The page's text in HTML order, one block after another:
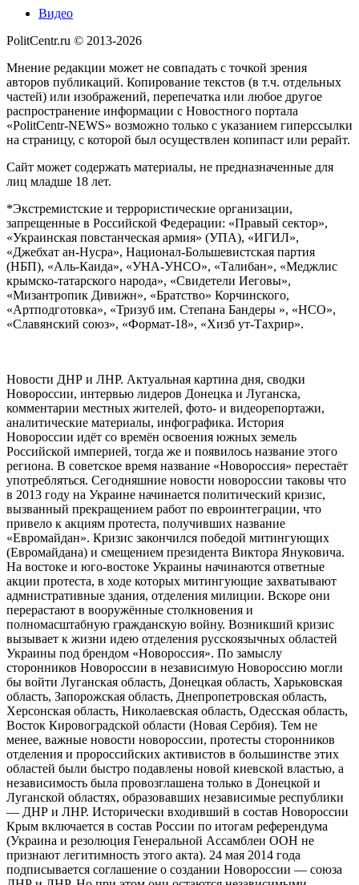
Видео
PolitCentr.ru © 2013-2026
Мнение редакции может не совпадать с точкой зрения
авторов публикаций. Копирование текстов (в т.ч. отдельных
частей) или изображений, перепечатка или любое другое
распространение информации с Новостного портала
«PolitCentr-NEWS» возможно только с указанием гиперссылки
на страницу, с которой был осуществлен копипаст или рерайт.
Сайт может содержать материалы, не предназначенные для
лиц младше 18 лет.
*Экстремистские и террористические организации,
запрещенные в Российской Федерации: «Правый сектор»,
«Украинская повстанческая армия» (УПА), «ИГИЛ»,
«Джебхат ан-Нусра», Национал-Большевистская партия
(НБП), «Аль-Каида», «УНА-УНСО», «Талибан», «Меджлис
крымско-татарского народа», «Свидетели Иеговы»,
«Мизантропик Дивижн», «Братство» Корчинского,
«Артподготовка», «Тризуб им. Степана Бандеры », «НСО»,
«Славянский союз», «Формат-18», «Хизб ут-Тахрир».
Новости ДНР и ЛНР. Актуальная картина дня, сводки
Новороссии, интервью лидеров Донецка и Луганска,
комментарии местных жителей, фото- и видеорепортажи,
аналитические материалы, инфографика. История
Новороссии идёт со времён освоения южных земель
Российской империей, тогда же и появилось название этого
региона. В советское время название «Новороссия» перестаёт
употребляться. Сегодняшние новости новороссии таковы что
в 2013 году на Украине начинается политический кризис,
вызванный прекращением работ по евроинтеграции, что
привело к акциям протеста, получивших название
«Евромайдан». Кризис закончился победой митингующих
(Евромайдана) и смещением президента Виктора Януковича.
На востоке и юго-востоке Украины начинаются ответные
акции протеста, в ходе которых митингующие захватывают
адмнистративные здания, отделения милиции. Вскоре они
перерастают в вооружённые столкновения и
полномасштабную гражданскую войну. Возникший кризис
вызывает к жизни идею отделения русскоязычных областей
Украины под брендом «Новороссия». По замыслу
сторонников Новороссии в независимую Новороссию могли
бы войти Луганская область, Донецкая область, Харьковская
область, Запорожская область, Днепропетровская область,
Херсонская область, Николаевская область, Одесская область,
Восток Кировоградской области (Новая Сербия). Тем не
менее, важные новости новороссии, протесты сторонников
отделения и пророссийских активистов в большинстве этих
областей были быстро подавлены новой киевской властью, а
независимость была провозглашена только в Донецкой и
Луганской областях, образовавших независимые республики
— ДНР и ЛНР. Исторически входивший в состав Новороссии
Крым включается в состав России по итогам референдума
(Украина и резолюция Генеральной Ассамблеи ООН не
признают легитимность этого акта). 24 мая 2014 года
подписывается соглашение о создании Новороссии — союза